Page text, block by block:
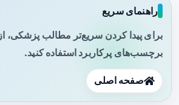
راهنمای سریع
برای پیدا کردن سریع‌تر مطالب پزشکی،
برچسب‌های پرکاربرد استفاده کنید.
صفحه اصلی